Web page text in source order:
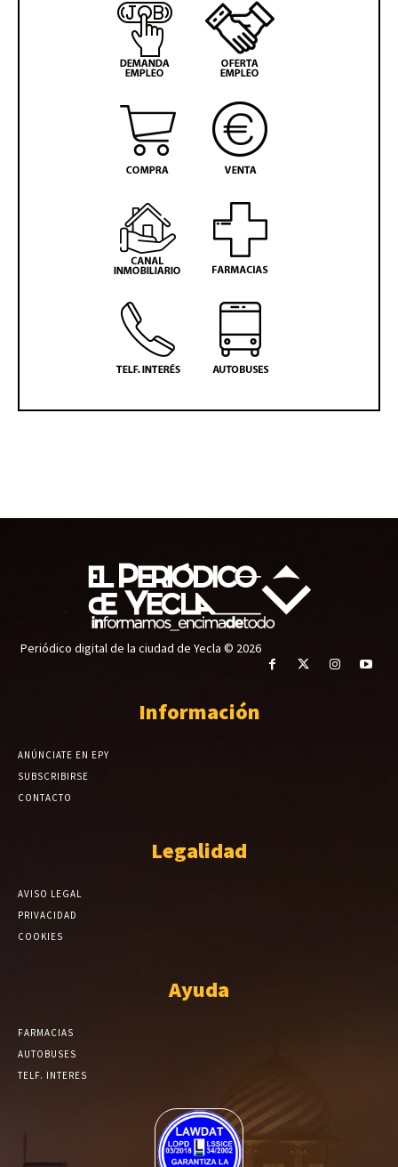
Periódico digital de la ciudad de Yecla © 2026
Información
ANÚNCIATE EN EPY
SUBSCRIBIRSE
CONTACTO
Legalidad
AVISO LEGAL
PRIVACIDAD
COOKIES
Ayuda
FARMACIAS
AUTOBUSES
TELF. INTERES